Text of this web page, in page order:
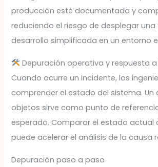
producción esté documentada y
reduciendo el riesgo de desplegar
desarrollo simplificada en un entorno
Depuración operativa y respuesta
Cuando ocurre un incidente, los
comprender el estado del sistema. Un
objetos sirve como punto de
esperado. Comparar el estado actual
puede acelerar el análisis de la causa
Depuración paso a paso